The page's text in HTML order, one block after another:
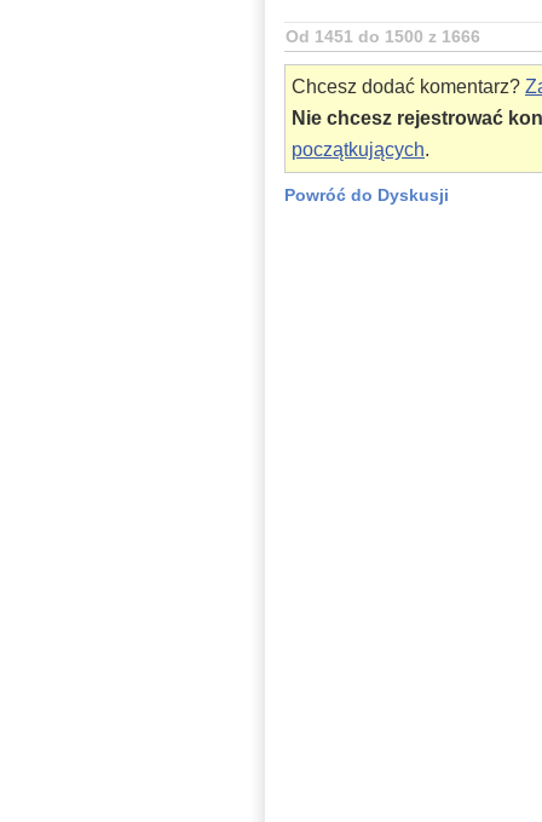
Od 1451 do 1500 z 1666
Chcesz dodać komentarz?
Nie chcesz rejestrować
początkujących.
Powróć do Dyskusji